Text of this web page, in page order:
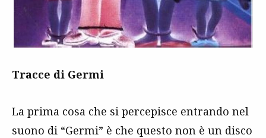
Tracce di Germi
La prima cosa che si percepisce entrando nel
suono di “Germi” è che questo non è un disco